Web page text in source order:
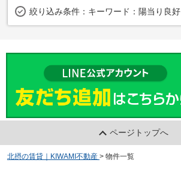
絞り込み条件： キーワード：陽当り良好
ページトップへ
北摂の賃貸｜KIWAMI不動産 > 物件一覧